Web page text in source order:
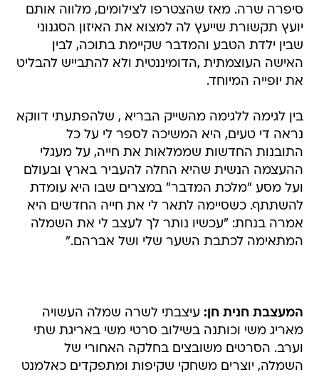
סיפרה שרה. מאז שהצטרפו לצילומים, מלווה אותם
יועץ תקשורת שייעץ לה למצוא את האיזון הסגנוני
שבין ילדת הטבע והמדבר שקיימת בתוכה, לבין
האישה העוצמתית ,הדומיננטית ולא להתבייש להבליט
את יופייה המיוחד.
בין לגימה ללגימה מהשייק הבריא , שלהפתעתי דווקא
נראה די טעים, היא המשיכה לספר לי על כל
התובנות החדשות שממלאות את חייה, על מעגלי
ההעצמה הנשית שהיא החלה להעביר בארץ ובעולם
ועל מסע "מלכת המדבר" במצרים שבו היא עומדת
להשתתף. כשסיימה לתאר לי את חייה החדשים היא
אמרה בנחת: "עכשיו נותר לך לעצב לי את השמלה
המתאימה לכתבת השער שלי ושל אברהם."
המעצבת חנית חן: עיצבתי לשרה שמלה העשויה
מאריג משי וכותנה בשילוב סרטי משי באריגת שתי
וערב. הסרטים משובצים בחלקה האחורי של
השמלה, יוצרים משחקי שקיפות ומתפקדים כאלמנט